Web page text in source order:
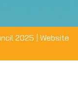
2025 | Website